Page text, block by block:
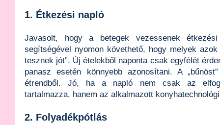
1. Étkezési napló
Javasolt, hogy a betegek vezessenek
segítségével nyomon követhető, hogy melyek
tesznek jót”. Új ételekből naponta csak egyfélét
panasz esetén könnyebb azonosítani. A
étrendből. Jó, ha a napló nem csak az
tartalmazza, hanem az alkalmazott
2. Folyadékpótlás